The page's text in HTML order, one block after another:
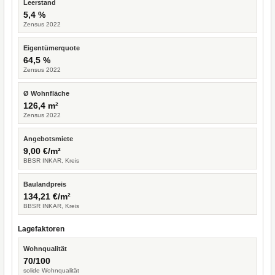
Leerstand
5,4 %
Zensus 2022
Eigentümerquote
64,5 %
Zensus 2022
Ø Wohnfläche
126,4 m²
Zensus 2022
Angebotsmiete
9,00 €/m²
BBSR INKAR, Kreis
Baulandpreis
134,21 €/m²
BBSR INKAR, Kreis
Lagefaktoren
Wohnqualität
70/100
solide Wohnqualität